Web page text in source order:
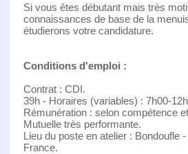
Si vous êtes débutant mais très
connaissances de base de la
étudierons votre candidature.
Conditions d'emploi :
Contrat : CDI.
39h - Horaires (variables) : 7h00-
Rémunération : selon compétence
Mutuelle très performante.
Lieu du poste en atelier : Bondoufle
France.